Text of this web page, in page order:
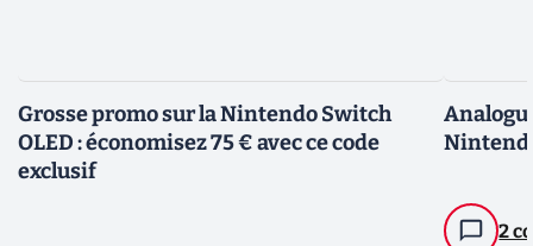
Grosse promo sur la Nintendo Switch
OLED : économisez 75 € avec ce code
exclusif
2